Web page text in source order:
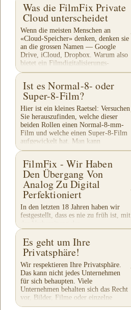
Was die FilmFix Private
Cloud unterscheidet
Wenn die meisten Menschen an
«Cloud-Speicher» denken, denken sie
an die grossen Namen — Google
Drive, iCloud, Dropbox. Warum also
bietet ein Filmdigitalisierungs-
Unternehmen seinen eigenen...
Ist es Normal-8- oder
Super-8-Film?
Hier ist ein kleines Raetsel: Versuchen
Sie herauszufinden, welche dieser
beiden Rollen einen Normal-8-mm-
Film und welche einen Super-8-Film
aufgewickelt hat. Man kann
bestimmen, welche Art...
FilmFix - Wir Haben
Den Übergang Von
Analog Zu Digital
Perfektioniert
In den letzten 18 Jahren haben wir
festgestellt, dass es nie zu früh ist, mit
der Vorbereitung der
Weihnachtsgeschenke zu beginnen.
Unsere Kunden haben sich an unsere
traditionelle...
Es geht um Ihre
Privatsphäre!
Wir respektieren Ihre Privatsphäre.
Das kann nicht jedes Unternehmen
für sich behaupten. Viele
Unternehmen behalten sich das Recht
vor, Bilder, Filme oder einzelne
Ausschnitte Ihres...